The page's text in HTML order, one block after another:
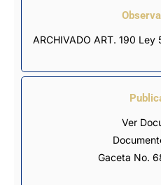
ARCHIVADO ART. 190 Ley
Ver
Gaceta No.